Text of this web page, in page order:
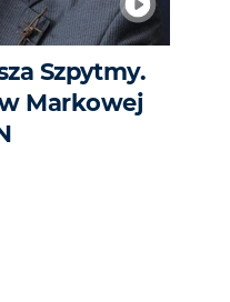
Szpytmy.
Markowej